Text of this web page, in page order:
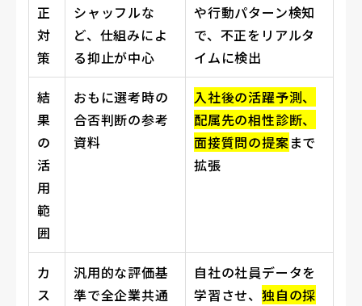
正
対
策
シャッフルな
ど、仕組みによ
る抑止が中心
や行動パターン検知
で、不正をリアルタ
イムに検出
結
果
の
活
用
範
囲
おもに選考時の
合否判断の参考
資料
入社後の活躍予測、
配属先の相性診断、
面接質問の提案まで
拡張
カ
ス
汎用的な評価基
準で全企業共通
自社の社員データを
学習させ、 独自の採